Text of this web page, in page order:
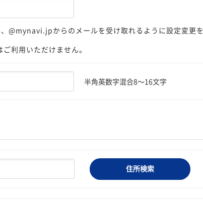
@mynavi.jpからのメールを受け取れるように設定変更を
利用いただけません。
半角英数字混合8〜16文字
住所検索